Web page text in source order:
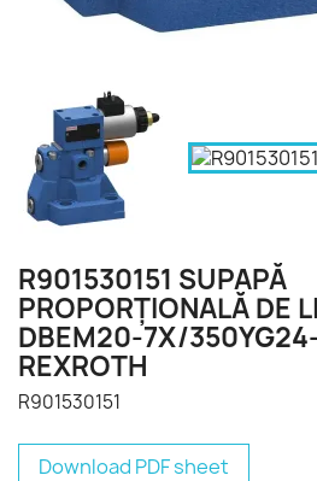
R901530151 SUPAPĂ
PROPORŢIONALĂ DE
DBEM20-7X/
REXROTH
R901530151
Download PDF sheet